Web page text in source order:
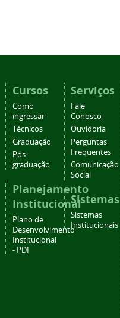
Cursos
Como
ingressar
Técnicos
Graduação
Pós-
graduação
Planejamento
Institucional
Plano de
Desenvolvimento
Institucional
- PDI
Serviços
Fale
Conosco
Ouvidoria
Perguntas
Frequentes
Comunicação
Social
Sistemas
Sistemas
Institucionais